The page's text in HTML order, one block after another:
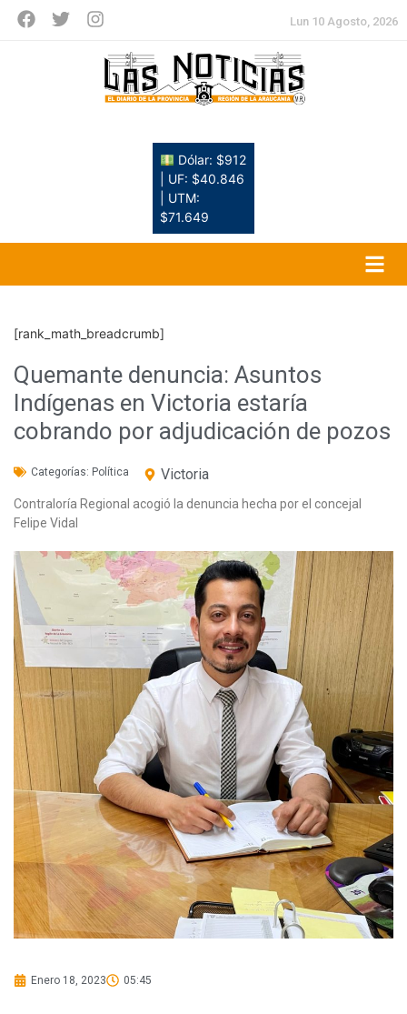
Lun 10 Agosto, 2026
Dólar: $912
| UF: $40.846
| UTM:
$71.649
[rank_math_breadcrumb]
Quemante denuncia: Asuntos
Indígenas en Victoria estaría
cobrando por adjudicación de pozos
Categorías: Política Victoria
Contraloría Regional acogió la denuncia hecha por el concejal
Felipe Vidal
Enero 18, 2023 05:45